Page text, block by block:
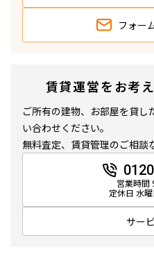
フォー
賃貸運営をお考
ご所有の建物、お部屋を貸
い合わせください。
無料査定、賃貸管理のご相談
営業時間
定休日 水
サー